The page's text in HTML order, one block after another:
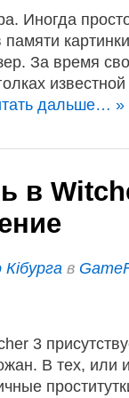
Иногда
За время
дальше… »
в
в
3
В тех, или